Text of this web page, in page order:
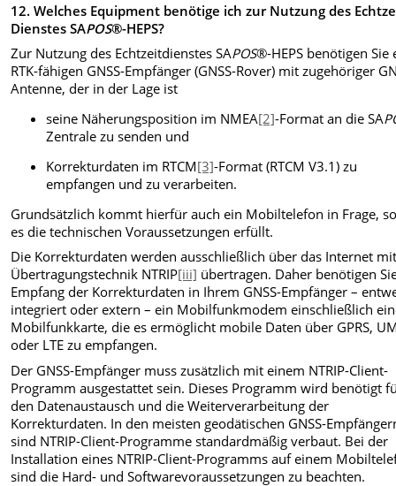
12. Welches Equipment benötige ich zur Nutzung des
Dienstes SAPOS®-HEPS?
Zur Nutzung des Echtzeitdienstes SAPOS®-HEPS benötigen Sie
RTK-fähigen GNSS-Empfänger (GNSS-Rover) mit zugehöriger
Antenne, der in der Lage ist
seine Näherungsposition im NMEA[2]-Format an die SA
Zentrale zu senden und
Korrekturdaten im RTCM[3]-Format (RTCM V3.1) zu
empfangen und zu verarbeiten.
Grundsätzlich kommt hierfür auch ein Mobiltelefon in Frage,
es die technischen Voraussetzungen erfüllt.
Die Korrekturdaten werden ausschließlich über das Internet
Übertragungstechnik NTRIP[iii] übertragen. Daher benötigen
Empfang der Korrekturdaten in Ihrem GNSS-Empfänger –
integriert oder extern – ein Mobilfunkmodem einschließlich
Mobilfunkkarte, die es ermöglicht mobile Daten über GPRS,
oder LTE zu empfangen.
Der GNSS-Empfänger muss zusätzlich mit einem NTRIP-Client-
Programm ausgestattet sein. Dieses Programm wird benötigt
den Datenaustausch und die Weiterverarbeitung der
Korrekturdaten. In den meisten geodätischen GNSS-
sind NTRIP-Client-Programme standardmäßig verbaut. Bei der
Installation eines NTRIP-Client-Programms auf einem
sind die Hard- und Softwarevoraussetzungen zu beachten.